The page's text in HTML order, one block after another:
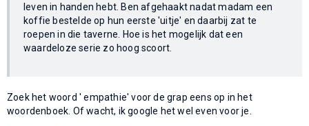
leven in handen hebt. Ben afgehaakt nadat madam een
koffie bestelde op hun eerste 'uitje' en daarbij zat te
roepen in die taverne. Hoe is het mogelijk dat een
waardeloze serie zo hoog scoort.
Zoek het woord ' empathie' voor de grap eens op in het
woordenboek. Of wacht, ik google het wel even voor je.